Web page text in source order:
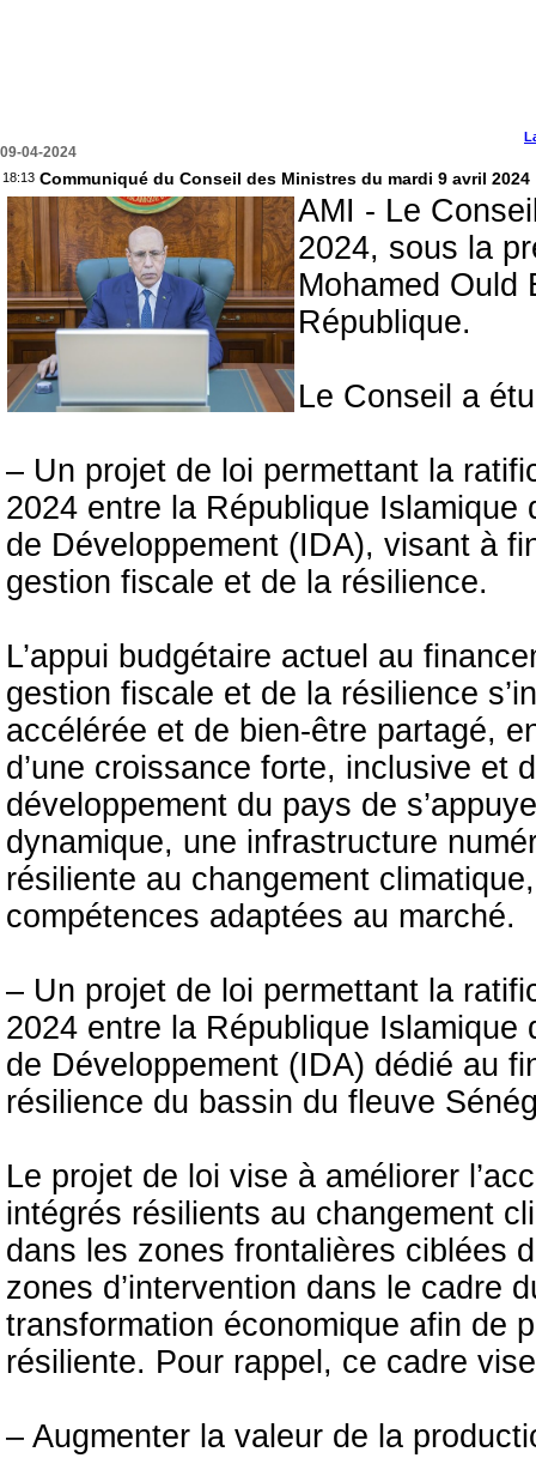
09-04-2024
18:13 Communiqué du Conseil des Ministres du mardi 9 avril 2024
AMI - Le
2024, sous la
Mohamed Ould
République.
Le Conseil a
– Un projet de loi permettant la
2024 entre la République Islamique
de Développement (IDA), visant à
gestion fiscale et de la résilience.
L’appui budgétaire actuel au
gestion fiscale et de la résilience
accélérée et de bien-être partagé,
d’une croissance forte, inclusive et
développement du pays de
dynamique, une infrastructure
résiliente au changement
compétences adaptées au marché.
– Un projet de loi permettant la
2024 entre la République Islamique
de Développement (IDA) dédié au
résilience du bassin du fleuve
Le projet de loi vise à améliorer
intégrés résilients au changement
dans les zones frontalières ciblées
zones d’intervention dans le cadre
transformation économique afin de
résiliente. Pour rappel, ce cadre
– Augmenter la valeur de la